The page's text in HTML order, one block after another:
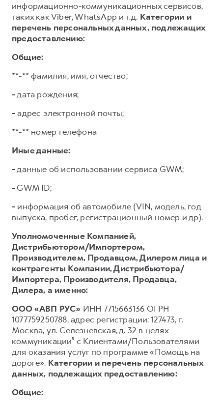
информационно-коммуникационных сервисов,
таких как Viber, WhatsApp и т.д. Категории и
перечень персональных данных, подлежащих
предоставлению:
Общие:
**-** фамилия, имя, отчество;
-дата рождения;
- адрес электронной почты;
**-** номер телефона
Иные данные:
-данные об использовании сервиса GWM;
- GWM ID;
- информация об автомобиле (VIN, модель, год
выпуска, пробег, регистрационный номер и др).
Уполномоченные Компанией,
Дистрибьютором/Импортером,
Производителем, Продавцом, Дилером лица и
контрагенты Компании, Дистрибьютора/
Импортера, Производителя, Продавца,
Дилера, а именно:
ООО «АВП РУС» ИНН 7715663136 ОГРН
1077759250788, адрес регистрации: 127473, г.
Москва, ул. Селезневская, д. 32 в целях
коммуникации³ с Клиентами/Пользователями
для оказания услуг по программе «Помощь на
дороге». Категории и перечень персональных
данных, подлежащих предоставлению:
Общие: